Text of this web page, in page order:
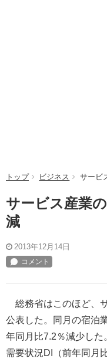
トップ ビジネス サービ
サービス産業
減
2013年12月14日
総務省はこのほど、
公表した。同月の宿泊
年同月比7.2％減少した
需要状況DI（前年同月